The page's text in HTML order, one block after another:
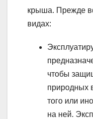
крыша. Прежде
видах:
чтобы
природных
того или
на ней.